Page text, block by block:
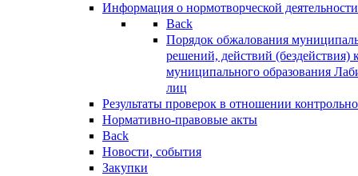
Информация о нормотворческой деятельности
Back
Порядок обжалования
решений, действий (бездействия)
муниципального образования
лиц
Результаты проверок в отношении
Нормативно-правовые акты
Back
Новости, события
Закупки